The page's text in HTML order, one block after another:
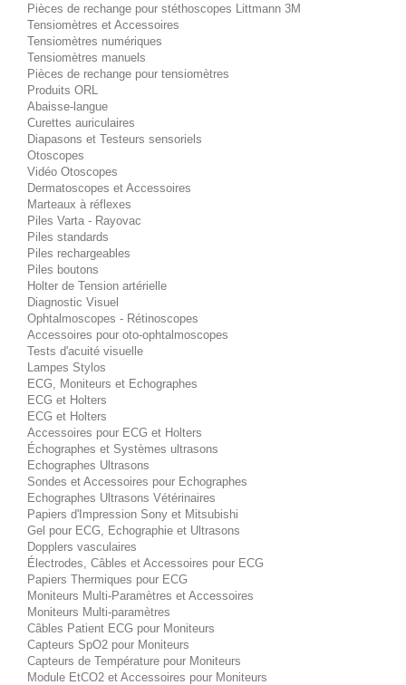
Pièces de rechange pour stéthoscopes Littmann 3M
Tensiomètres et Accessoires
Tensiomètres numériques
Tensiomètres manuels
Pièces de rechange pour tensiomètres
Produits ORL
Abaisse-langue
Curettes auriculaires
Diapasons et Testeurs sensoriels
Otoscopes
Vidéo Otoscopes
Dermatoscopes et Accessoires
Marteaux à réflexes
Piles Varta - Rayovac
Piles standards
Piles rechargeables
Piles boutons
Holter de Tension artérielle
Diagnostic Visuel
Ophtalmoscopes - Rétinoscopes
Accessoires pour oto-ophtalmoscopes
Tests d'acuité visuelle
Lampes Stylos
ECG, Moniteurs et Echographes
ECG et Holters
ECG et Holters
Accessoires pour ECG et Holters
Échographes et Systèmes ultrasons
Echographes Ultrasons
Sondes et Accessoires pour Echographes
Echographes Ultrasons Vétérinaires
Papiers d'Impression Sony et Mitsubishi
Gel pour ECG, Echographie et Ultrasons
Dopplers vasculaires
Électrodes, Câbles et Accessoires pour ECG
Papiers Thermiques pour ECG
Moniteurs Multi-Paramètres et Accessoires
Moniteurs Multi-paramètres
Câbles Patient ECG pour Moniteurs
Capteurs SpO2 pour Moniteurs
Capteurs de Température pour Moniteurs
Module EtCO2 et Accessoires pour Moniteurs